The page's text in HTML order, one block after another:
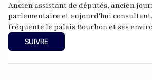
Ancien assistant de députés, ancien
parlementaire et aujourd'hui consultant,
fréquente le palais Bourbon et ses
SUIVRE